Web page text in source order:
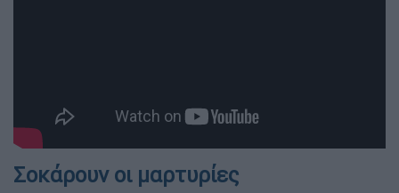
Σοκάρουν οι μαρτυρίες